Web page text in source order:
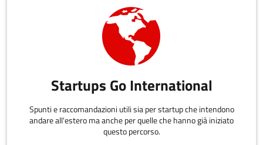
Startups Go International
Spunti e raccomandazioni utili sia per startup che intendono
andare all'estero ma anche per quelle che hanno già iniziato
questo percorso.